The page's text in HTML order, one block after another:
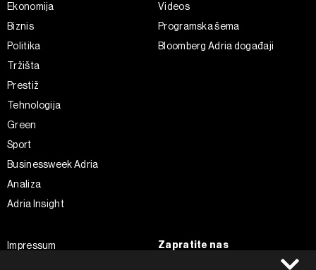
Ekonomija
Biznis
Politika
Tržišta
Prestiž
Tehnologija
Green
Sport
Businessweek Adria
Analiza
Adria Insight
Videos
Programska šema
Bloomberg Adria događaji
Impressum
Zapratite nas